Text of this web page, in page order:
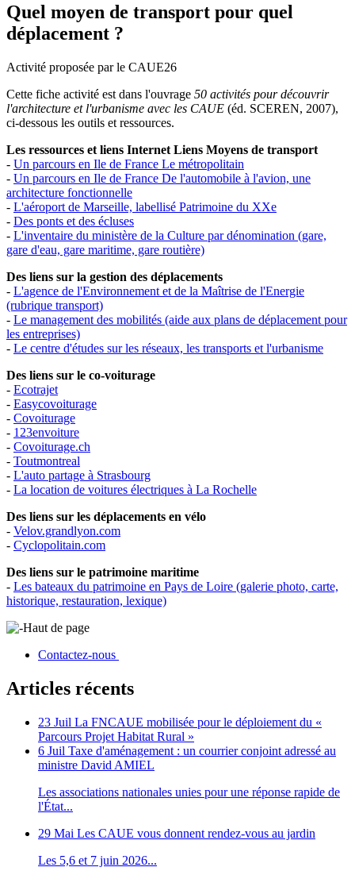
Quel moyen de transport pour quel
déplacement ?
Activité proposée par le CAUE26
Cette fiche activité est dans l'ouvrage 50 activités pour découvrir
l'architecture et l'urbanisme avec les CAUE (éd. SCEREN, 2007),
ci-dessous les outils et ressources.
Les ressources et liens Internet Liens Moyens de transport
- Un parcours en Ile de France Le métropolitain
- Un parcours en Ile de France De l'automobile à l'avion, une
architecture fonctionnelle
- L'aéroport de Marseille, labellisé Patrimoine du XXe
- Des ponts et des écluses
- L'inventaire du ministère de la Culture par dénomination (gare,
gare d'eau, gare maritime, gare routière)
Des liens sur la gestion des déplacements
- L'agence de l'Environnement et de la Maîtrise de l'Energie
(rubrique transport)
- Le management des mobilités (aide aux plans de déplacement pour
les entreprises)
- Le centre d'études sur les réseaux, les transports et l'urbanisme
Des liens sur le co-voiturage
- Ecotrajet
- Easycovoiturage
- Covoiturage
- 123envoiture
- Covoiturage.ch
- Toutmontreal
- L'auto partage à Strasbourg
- La location de voitures électriques à La Rochelle
Des liens sur les déplacements en vélo
- Velov.grandlyon.com
- Cyclopolitain.com
Des liens sur le patrimoine maritime
- Les bateaux du patrimoine en Pays de Loire (galerie photo, carte,
historique, restauration, lexique)
Haut de page
Contactez-nous
Articles récents
23 Juil La FNCAUE mobilisée pour le déploiement du «
Parcours Projet Habitat Rural »
6 Juil Taxe d'aménagement : un courrier conjoint adressé au
ministre David AMIEL
Les associations nationales unies pour une réponse rapide de
l'État...
29 Mai Les CAUE vous donnent rendez-vous au jardin
Les 5,6 et 7 juin 2026...